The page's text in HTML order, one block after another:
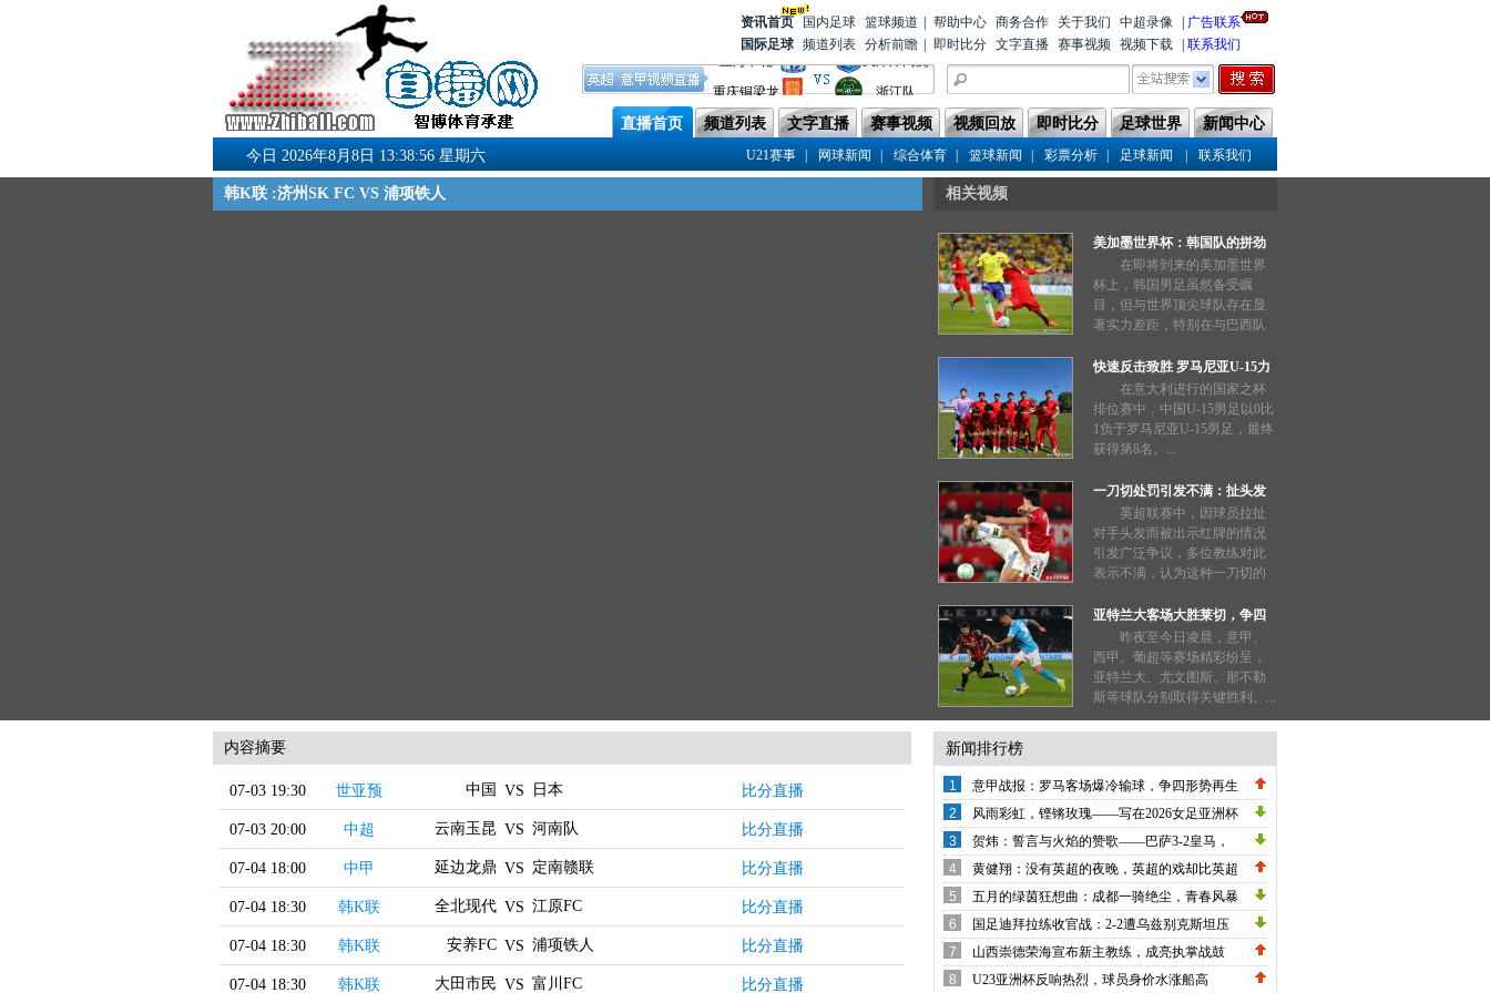
资讯首页 国内足球 篮球频道
国际足球 频道列表 分析前瞻
帮助中心 商务合作 关于我们 中超录像
广告联系
即时比分 文字直播 赛事视频 视频下载 联系我们
上海申花
天津津门虎
重庆铜梁龙
浙江队
青岛西海岸
成都蓉城
云南玉昆
上海海港
武汉三镇
深圳新鹏城
大连英博
山东泰山
直播首页 频道列表 文字直播 赛事视频 视频回放 即时比分 足球世界 新闻中心
U21赛事 | 网球新闻 | 综合体育 | 篮球新闻 | 彩票分析 | 足球新闻 | 联系我们
今日 2026年8月8日 13:38:56 星期六
韩K联 :济州SK FC VS 浦项铁人 相关视频
美加墨世界杯：韩国队的拼劲
能否奏效？
在即将到来的美加墨世界
杯上，韩国男足虽然备受瞩
目，但与世界顶尖球队存在显
著实力差距，特别在与巴西队
预期。...
快速反击致胜 罗马尼亚U-15力
压中国队
在意大利进行的国家之杯
排位赛中，中国U-15男足以0比
1负于罗马尼亚U-15男足，最终
获得第8名。...
一刀切处罚引发不满：扯头发
也能被禁赛三场？
英超联赛中，因球员拉扯
对手头发而被出示红牌的情况
引发广泛争议，多位教练对此
表示不满，认为这种一刀切的
亚特兰大客场大胜莱切，争四
形势明朗昨夜至今日凌晨，意甲、
西甲、葡超等赛场精彩纷呈，
亚特兰大、尤文图斯、那不勒
斯等球队分别取得关键胜利。...
内容摘要
07-03 19:30 世亚预 中国 VS 日本 比分直播
07-03 20:00 中超 云南玉昆 VS 河南队 比分直播
07-04 18:00 中甲 延边龙鼎 VS 定南赣联 比分直播
07-04 18:30 韩K联 全北现代 VS 江原FC 比分直播
07-04 18:30 韩K联 安养FC VS 浦项铁人 比分直播
07-04 18:30 韩K联 大田市民 VS 富川FC 比分直播
新闻排行榜
1
意甲战报：罗马客场爆冷输球，争四形势再生
变数，劳塔罗刷新纪录国米高歌猛进！
2
风雨彩虹，铿锵玫瑰——写在2026女足亚洲杯
备战关键节点的深情礼赞
3
贺炜：誓言与火焰的赞歌——巴萨3-2皇马，
西甲冠军悬念在五月重生
4
黄健翔：没有英超的夜晚，英超的戏却比英超
还英超！
5
五月的绿茵狂想曲：成都一骑绝尘，青春风暴
席卷中超
6
国足迪拜拉练收官战：2-2遭乌兹别克斯坦压
哨绝平，邵佳一执教初现战术雏形
7
山西崇德荣海宣布新主教练，成亮执掌战鼓
8
U23亚洲杯反响热烈，球员身价水涨船高